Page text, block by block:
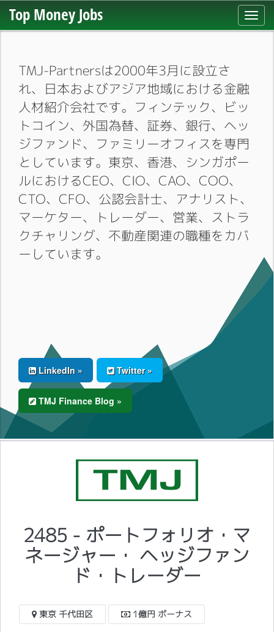
Top Money Jobs
TMJ-Partnersは2000年3月に設立さ
れ、日本およびアジア地域における金融
人材紹介会社です。フィンテック、ビッ
トコイン、外国為替、証券、銀行、ヘッ
ジファンド、ファミリーオフィスを専門
としています。東京、香港、シンガポー
ルにおけるCEO、CIO、CAO、COO、
CTO、CFO、公認会計士、アナリスト、
マーケター、トレーダー、営業、ストラ
クチャリング、不動産関連の職種をカバ
ーしています。
LinkedIn » Twitter »
TMJ Finance Blog »
2485 - ポートフォリオ・マ
ネージャー・ ヘッジファン
ド・トレーダー
東京 千代田区 1億円 ボーナス